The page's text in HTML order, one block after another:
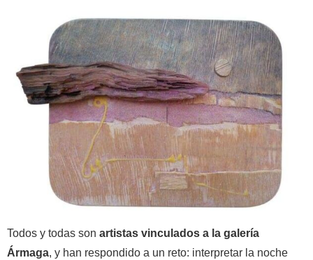
Todos y todas son artistas vinculados a la galería
Ármaga, y han respondido a un reto: interpretar la noche